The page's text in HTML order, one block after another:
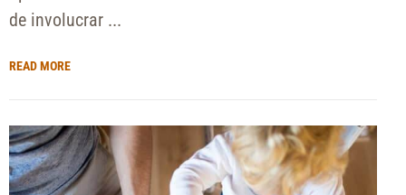
de involucrar ...
READ MORE